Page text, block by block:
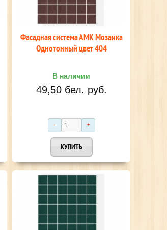
Фасадная система АМК Мозаика
Однотонный цвет 404
В наличии
49,50 бел. руб.